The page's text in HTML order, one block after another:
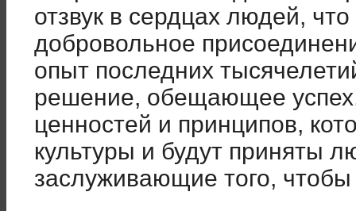
отзвук в сердцах людей,
добровольное
опыт последних
решение, обещающее
ценностей и принципов,
культуры и будут приняты
заслуживающие того,